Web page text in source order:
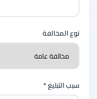
نوع المخالفة
سبب التبليغ *